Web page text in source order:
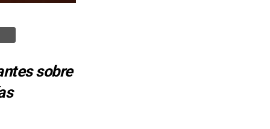
sobre